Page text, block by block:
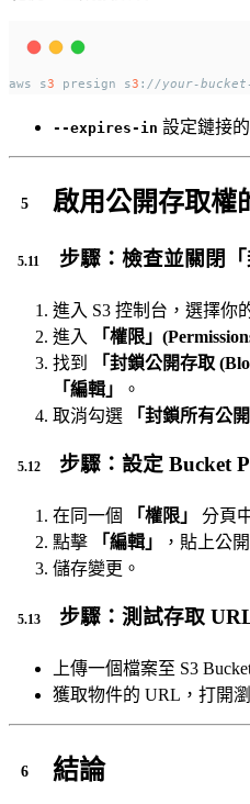
aws s3 presign s3 : //your-
--expires-in 設定鏈接
啟用公開存取權
步驟：檢查並關閉「
進入 S3 控制台，選擇你
進入
「權限」
找到
「封鎖公開存取
「編輯」
。
取消勾選
「封鎖所有公
步驟：設定 Bucket
在同一個 「權限」 分頁
點擊
「編輯」
，貼上公
儲存變更。
步驟：測試存取
上傳一個檔案至 S3
獲取物件的 URL，打開
結論